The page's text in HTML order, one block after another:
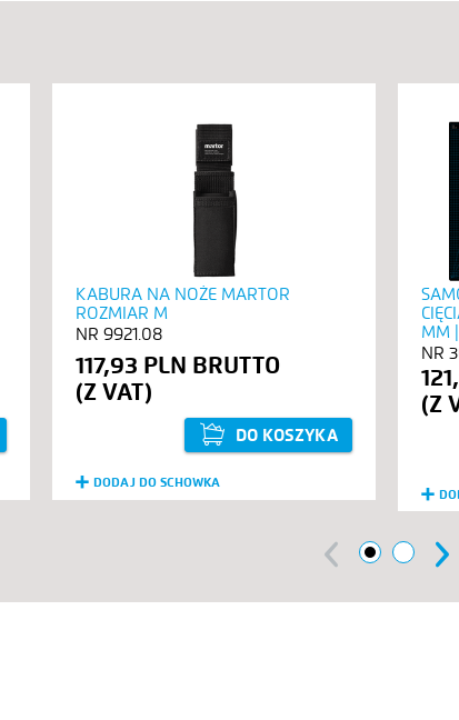
Previous
KABURA NA NOŻE MARTOR
ROZMIAR M
9921.08
117,93 PLN
DO KOSZYKA
DODAJ DO SCHOWKA
MM
Next
1